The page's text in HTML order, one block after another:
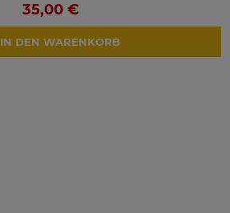
35,00 €
IN DEN WARENKORB